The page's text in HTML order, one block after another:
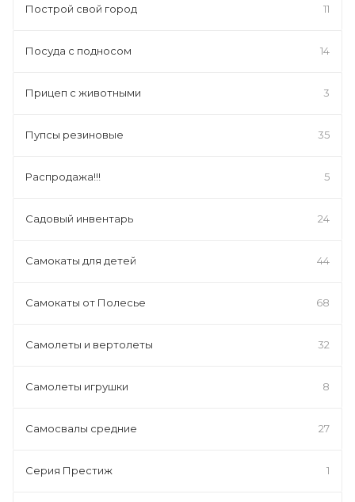
Построй свой город 11
Посуда с подносом 14
Прицеп с животными 3
Пупсы резиновые 35
Распродажа!!! 5
Садовый инвентарь 24
Самокаты для детей 44
Самокаты от Полесье 68
Самолеты и вертолеты 32
Самолеты игрушки 8
Самосвалы средние 27
Серия Престиж 1